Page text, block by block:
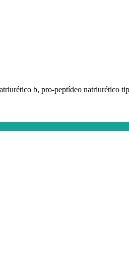
b, pro-peptídeo natriurético